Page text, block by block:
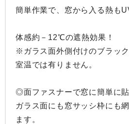
簡単作業で、窓から入る熱も
体感約－12℃の遮熱効果！
※ガラス面外側付けのブラッ
室温では有りません。
◎面ファスナーで窓に簡単に
ガラス面にも窓サッシ枠にも
ます。